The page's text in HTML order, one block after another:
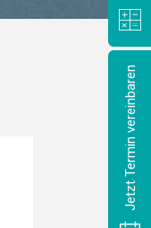
Jetzt Termin vereinbaren